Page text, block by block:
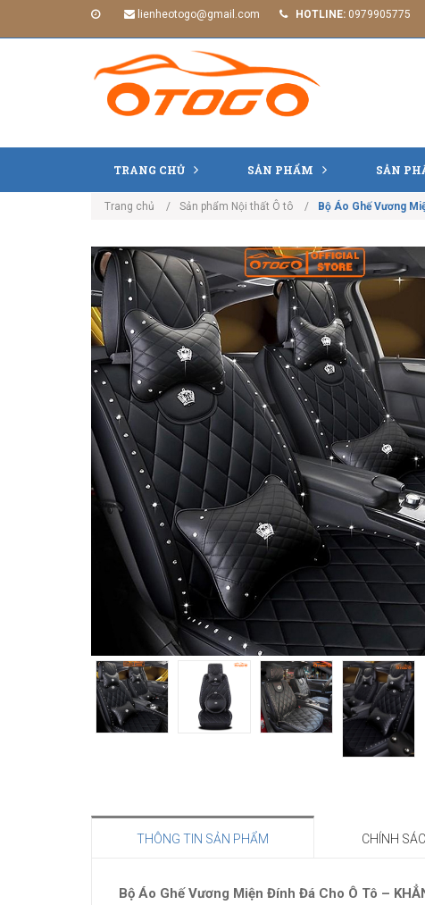
lienheotogo@gmail.com HOTLINE: 0979905775
TRANG CHỦ SẢN PHẨM SẢN
Trang chủ Sản phẩm Nội thất Ô tô Bộ Áo Ghế Vương
THÔNG TIN SẢN PHẨM CHÍNH
Bộ Áo Ghế Vương Miện Đính Đá Cho Ô Tô –